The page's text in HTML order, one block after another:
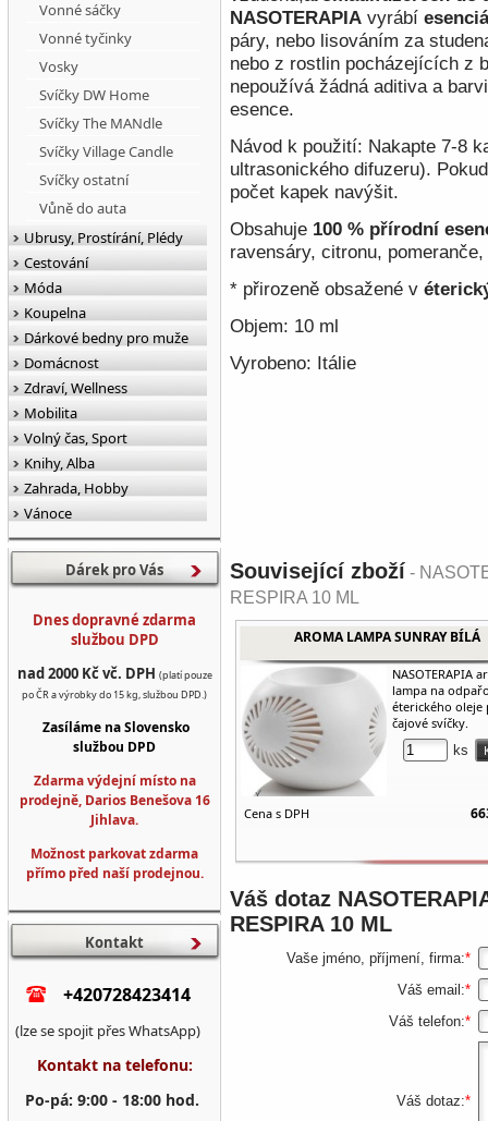
NASOTERAPIA vyrábí
páry, nebo lisováním za
nebo z rostlin pocházejících z
nepoužívá žádná aditiva a
esence.
Návod k použití: Nakapte 7-8
ultrasonického difuzeru).
počet kapek navýšit.
Obsahuje 100 % přírodní
ravensáry, citronu,
* přirozeně obsažené v
Objem: 10 ml
Vyrobeno: Itálie
Související zboží -
RESPIRA 10 ML
AROMA LAMPA SUNRAY BÍLÁ
NASOTERAPIA
lampa na
éterického oleje
čajové svíčky.
ks
Cena s DPH
Váš dotaz
RESPIRA 10 ML
Vaše jméno, příjmení, firma:*
Váš email:*
Váš telefon:*
Váš dotaz:*
Vonné sáčky
Vonné tyčinky
Vosky
Svíčky DW Home
Svíčky The MANdle
Svíčky Village Candle
Svíčky ostatní
Vůně do auta
Ubrusy, Prostírání, Plédy
Cestování
Móda
Koupelna
Dárkové bedny pro muže
Domácnost
Zdraví, Wellness
Mobilita
Volný čas, Sport
Knihy, Alba
Zahrada, Hobby
Vánoce
Dárek pro Vás
Dnes dopravné zdarma
službou DPD
nad 2000 Kč vč. DPH (platí pouze
po ČR a výrobky do 15 kg, službou DPD.)
Zasíláme na Slovensko
službou DPD
Zdarma výdejní místo na
prodejně, Darios Benešova 16
Jihlava.
Možnost parkovat zdarma
přímo před naší prodejnou.
Kontakt
+420728423414
(lze se spojit přes WhatsApp)
Kontakt na telefonu:
Po-pá: 9:00 - 18:00 hod.